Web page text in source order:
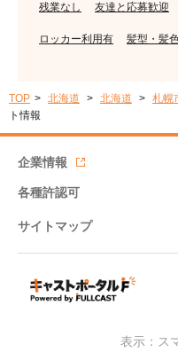
残業なし 友達と応募歓迎
ロッカー利用有 髪型・髪
TOP 北海道 北海道 札幌
ト情報
企業情報
各種許認可
サイトマップ
表示：ス